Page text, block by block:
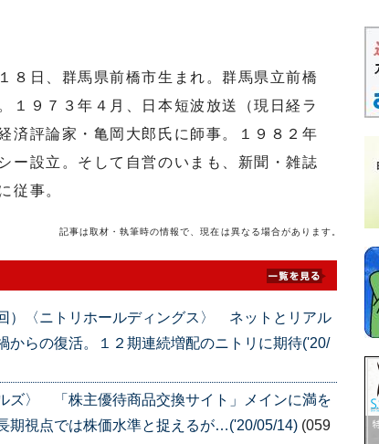
日、群馬県前橋市生まれ。群馬県立前橋
１９７３年４月、日本短波放送（現日経ラ
済評論家・亀岡大郎氏に師事。１９８２年
ー設立。そして自営のいまも、新聞・雑誌
従事。
記事は取材・執筆時の情報で、現在は異なる場合があります。
）〈ニトリホールディングス〉 ネットとリアル
からの復活。１２期連続増配のニトリに期待('20/
ズ〉 「株主優待商品交換サイト」メインに満を
期視点では株価水準と捉えるが…('20/05/14) (059